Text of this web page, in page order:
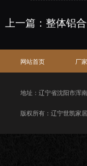
上一篇： 整体铝
网站首页 厂
地址：辽宁省沈阳市浑
版权所有：辽宁世凯家